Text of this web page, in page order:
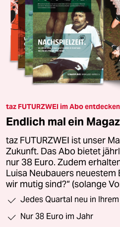
taz FUTURZWEI im Abo entdecken
Endlich mal ein
taz FUTURZWEI ist unser
Zukunft. Das Abo bietet
nur 38 Euro. Zudem
Luisa Neubauers neuestem
wir mutig sind?“ (solange
Jedes Quartal neu in
Nur 38 Euro im Jahr